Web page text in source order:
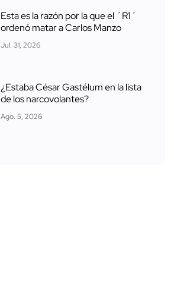
Esta es la razón por la que el ´R1´
ordenó matar a Carlos Manzo
Jul. 31, 2026
¿Estaba César Gastélum en la lista
de los narcovolantes?
Ago. 5, 2026